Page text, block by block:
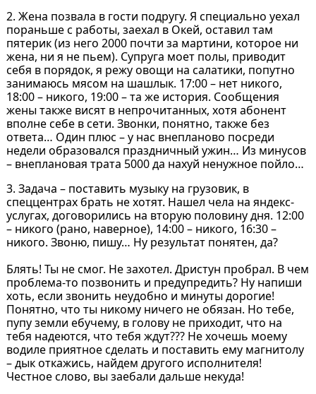
2. Жена позвала в гости подругу. Я специально уехал
пораньше с работы, заехал в Окей, оставил там
пятерик (из него 2000 почти за мартини, которое ни
жена, ни я не пьем). Супруга моет полы, приводит
себя в порядок, я режу овощи на салатики, попутно
занимаюсь мясом на шашлык. 17:00 – нет никого,
18:00 – никого, 19:00 – та же история. Сообщения
жены также висят в непрочитанных, хотя абонент
вполне себе в сети. Звонки, понятно, также без
ответа… Один плюс – у нас внепланово посреди
недели образовался праздничный ужин… Из минусов
– внеплановая трата 5000 да нахуй ненужное пойло…
3. Задача – поставить музыку на грузовик, в
спеццентрах брать не хотят. Нашел чела на яндекс-
услугах, договорились на вторую половину дня. 12:00
– никого (рано, наверное), 14:00 – никого, 16:30 –
никого. Звоню, пишу… Ну результат понятен, да?
Блять! Ты не смог. Не захотел. Дристун пробрал. В чем
проблема-то позвонить и предупредить? Ну напиши
хоть, если звонить неудобно и минуты дорогие!
Понятно, что ты никому ничего не обязан. Но тебе,
пупу земли ебучему, в голову не приходит, что на
тебя надеются, что тебя ждут??? Не хочешь моему
водиле приятное сделать и поставить ему магнитолу
– дык откажись, найдем другого исполнителя!
Честное слово, вы заебали дальше некуда!